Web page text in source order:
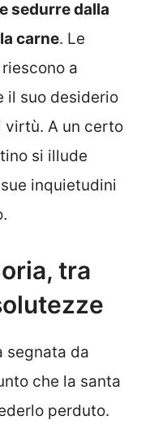
sedurre dalla
carne. Le
a
il suo desiderio
virtù. A un certo
si illude
inquietudini
tra
segnata da
che la santa
perduto.